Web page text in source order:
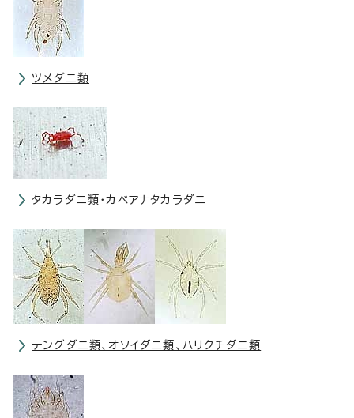
ツメダニ類
タカラダニ類・カベアナタカラダニ
テングダニ類、オソイダニ類、ハリクチダニ類